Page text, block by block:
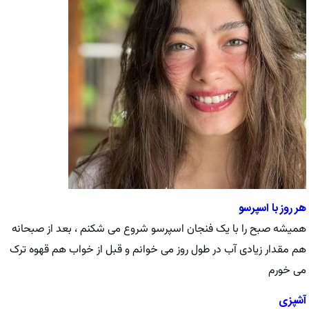
هر روز با اسپرسو
همیشه صبح را با یک فنجان اسپرسو شروع می شکنم ، بعد از صبحانه
هم مقدار زیادی آب در طول روز می خوانم و قبل از خواب هم قهوه ترک
می خورم
آشپزی